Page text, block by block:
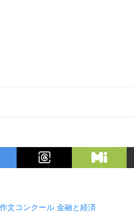
文コンクール 金融と経済